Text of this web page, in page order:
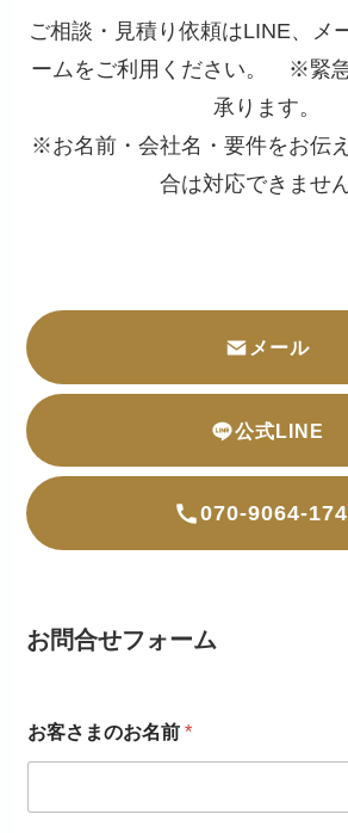
ご相談・見積り依頼はLINE、メ
ームをご利用ください。 ※緊
承ります。
※お名前・会社名・要件をお伝
合は対応できません
メール
公式LINE
070-9064-
お問合せフォーム
お客さまのお名前*